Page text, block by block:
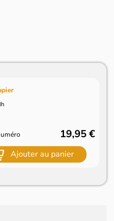
19,95 €
Ajouter au panier